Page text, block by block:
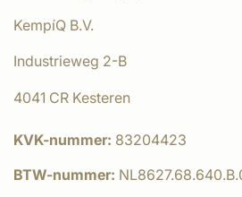
KempíQ B.V.
Industrieweg 2-B
4041 CR Kesteren
KVK-nummer: 83204423
BTW-nummer: